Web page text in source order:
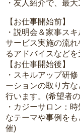
・友人紹介で、最
【お仕事開始前】
・説明会＆家事ス
サービス実施の流
るアドバイスなどを
【お仕事開始後】
・スキルアップ研
ーションの取り方
行います。(希望者
・カジーサロン：
なテーマや事例を
催)